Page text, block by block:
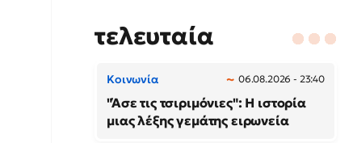
τελευταία
Κοινωνία 06.08.2026 - 23:40
"Άσε τις τσιριμόνιες": Η ιστορία
μιας λέξης γεμάτης ειρωνεία